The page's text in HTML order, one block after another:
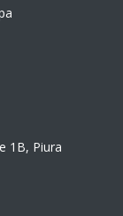
1B, Piura